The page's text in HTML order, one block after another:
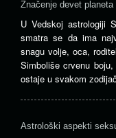
Značenje devet
U Vedskoj astrologiji
smatra se da ima
snagu volje, oca,
Simboliše crvenu
ostaje u svakom
Astrološki aspekti